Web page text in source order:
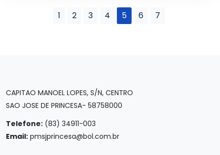
1 2 3 4 5 6 7
CAPITAO MANOEL LOPES, S/N, CENTRO
SAO JOSE DE PRINCESA- 58758000
Telefone: (83) 34911-003
Email: pmsjprincesa@bol.com.br